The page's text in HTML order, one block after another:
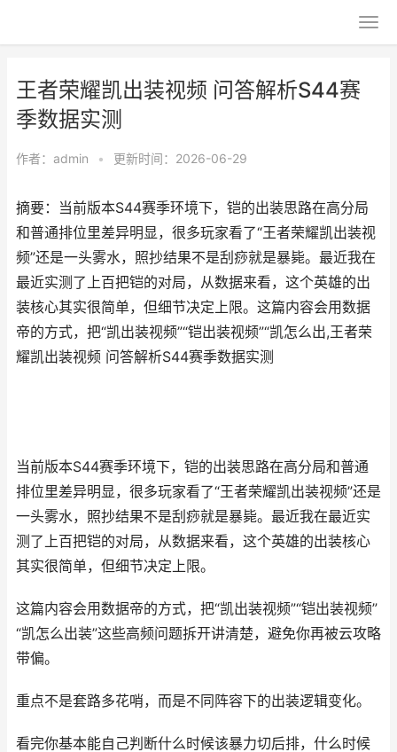
王者荣耀凯出装视频 问答解析S44赛
季数据实测
作者： admin • 更新时间：2026-06-29
摘要：当前版本S44赛季环境下，铠的出装思路在高分局
和普通排位里差异明显，很多玩家看了“王者荣耀凯出装视
频”还是一头雾水，照抄结果不是刮痧就是暴毙。最近我在
最近实测了上百把铠的对局，从数据来看，这个英雄的出
装核心其实很简单，但细节决定上限。这篇内容会用数据
帝的方式，把“凯出装视频”“铠出装视频”“凯怎么出,王者荣
耀凯出装视频 问答解析S44赛季数据实测
当前版本S44赛季环境下，铠的出装思路在高分局和普通
排位里差异明显，很多玩家看了“王者荣耀凯出装视频”还是
一头雾水，照抄结果不是刮痧就是暴毙。最近我在最近实
测了上百把铠的对局，从数据来看，这个英雄的出装核心
其实很简单，但细节决定上限。
这篇内容会用数据帝的方式，把“凯出装视频”“铠出装视频”
“凯怎么出装”这些高频问题拆开讲清楚，避免你再被云攻略
带偏。
重点不是套路多花哨，而是不同阵容下的出装逻辑变化。
看完你基本能自己判断什么时候该暴力切后排，什么时候